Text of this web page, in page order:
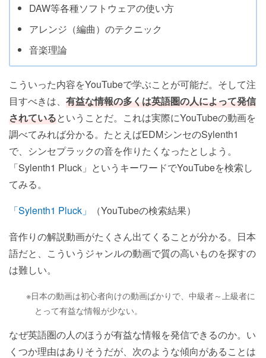
DAW等各種ソフトウェアの使い方
アレンジ（編曲）のテクニック
音楽理論
こういった内容をYouTubeで学ぶことが可能だ。そして注
目すべきは、 有益な情報の多くは英語圏の人によって発信
されているということだ。これは実際にYouTubeの動画を
調べてみれば分かる。たとえばEDMシンセのSylenth1
で、シンセプラックの音を作りたくなったとしよう。
「Sylenth1 Pluck」というキーワードでYouTubeを検索し
てみる。
「Sylenth1 Pluck」
（YouTubeの検索結果）
音作りの解説動画がたくさん出てくることが分かる。日本
語だと、こういうジャンルの動画で質の高いものを探すの
は難しい。
※日本の動画は初心者向けの動画ばかりで、中級者～上級者に
とって有益な情報が少ない。
なぜ英語圏の人のほうが有益な情報を発信できるのか。い
くつか理由はありそうだが、次のような傾向があることは